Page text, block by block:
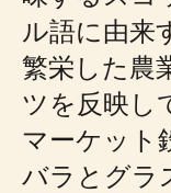
ル語に由来
繁栄した農
ツを反映し
マーケット
バラとグラ